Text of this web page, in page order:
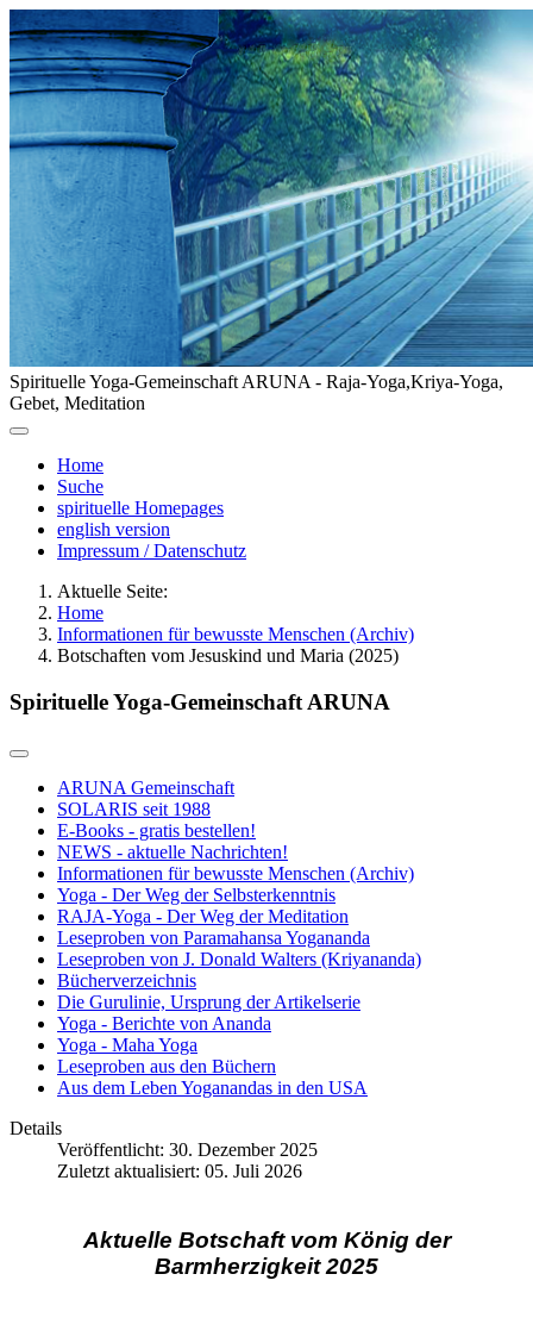
Spirituelle Yoga-Gemeinschaft ARUNA - Raja-Yoga,Kriya-Yoga,
Gebet, Meditation
Home
Suche
spirituelle Homepages
english version
Impressum / Datenschutz
Aktuelle Seite:
Home
Informationen für bewusste Menschen (Archiv)
Botschaften vom Jesuskind und Maria (2025)
Spirituelle Yoga-Gemeinschaft ARUNA
ARUNA Gemeinschaft
SOLARIS seit 1988
E-Books - gratis bestellen!
NEWS - aktuelle Nachrichten!
Informationen für bewusste Menschen (Archiv)
Yoga - Der Weg der Selbsterkenntnis
RAJA-Yoga - Der Weg der Meditation
Leseproben von Paramahansa Yogananda
Leseproben von J. Donald Walters (Kriyananda)
Bücherverzeichnis
Die Gurulinie, Ursprung der Artikelserie
Yoga - Berichte von Ananda
Yoga - Maha Yoga
Leseproben aus den Büchern
Aus dem Leben Yoganandas in den USA
Details
Veröffentlicht: 30. Dezember 2025
Zuletzt aktualisiert: 05. Juli 2026
Aktuelle Botschaft vom König der
Barmherzigkeit 2025